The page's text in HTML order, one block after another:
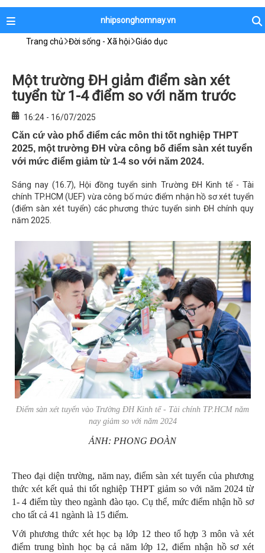
nhipsonghomnay.vn
Trang chủ Đời sống - Xã hội Giáo dục
Một trường ĐH giảm điểm sàn xét
tuyển từ 1-4 điểm so với năm trước
16:24 - 16/07/2025
Căn cứ vào phổ điểm các môn thi tốt nghiệp THPT
2025, một trường ĐH vừa công bố điểm sàn xét tuyển
với mức điểm giảm từ 1-4 so với năm 2024.
Sáng nay (16.7), Hội đồng tuyển sinh Trường ĐH Kinh tế - Tài
chính TP.HCM (UEF) vừa công bố mức điểm nhận hồ sơ xét tuyển
(điểm sàn xét tuyển) các phương thức tuyển sinh ĐH chính quy
năm 2025.
Điểm sàn xét tuyển vào Trường ĐH Kinh tế - Tài chính TP.HCM năm
nay giảm so với năm 2024
ẢNH: PHONG ĐOÀN
Theo đại diện trường, năm nay, điểm sàn xét tuyển của phương
thức xét kết quả thi tốt nghiệp THPT giảm so với năm 2024 từ
1- 4 điểm tùy theo ngành đào tạo. Cụ thể, mức điểm nhận hồ sơ
cho tất cả 41 ngành là 15 điểm.
Với phương thức xét học bạ lớp 12 theo tổ hợp 3 môn và xét
điểm trung bình học bạ cả năm lớp 12, điểm nhận hồ sơ xét